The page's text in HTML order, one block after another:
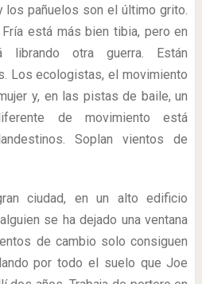
los pañuelos son el último grito.
está más bien tibia, pero en
otra guerra. Están
Los ecologistas, el movimiento
y, en las pistas de baile, un
de movimiento está
Soplan vientos de
ciudad, en un alto edificio
se ha dejado una ventana
de cambio solo consiguen
por todo el suelo que Joe